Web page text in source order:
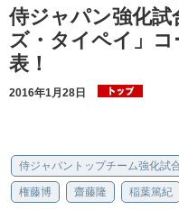
侍ジャパン強化
ズ・タイペイ」
表！
2016年1月28日
侍ジャパントップチーム強化試
権藤博 齋藤隆 稲葉篤紀